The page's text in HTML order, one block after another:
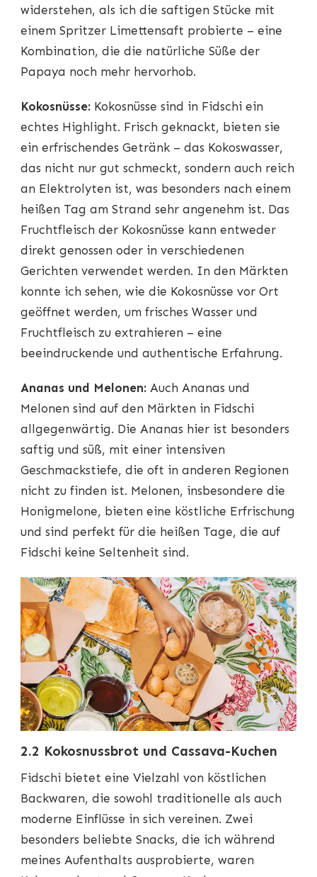
widerstehen, als ich die saftigen Stücke mit
einem Spritzer Limettensaft probierte – eine
Kombination, die die natürliche Süße der
Papaya noch mehr hervorhob.
Kokosnüsse: Kokosnüsse sind in Fidschi ein
echtes Highlight. Frisch geknackt, bieten sie
ein erfrischendes Getränk – das Kokoswasser,
das nicht nur gut schmeckt, sondern auch reich
an Elektrolyten ist, was besonders nach einem
heißen Tag am Strand sehr angenehm ist. Das
Fruchtfleisch der Kokosnüsse kann entweder
direkt genossen oder in verschiedenen
Gerichten verwendet werden. In den Märkten
konnte ich sehen, wie die Kokosnüsse vor Ort
geöffnet werden, um frisches Wasser und
Fruchtfleisch zu extrahieren – eine
beeindruckende und authentische Erfahrung.
Ananas und Melonen: Auch Ananas und
Melonen sind auf den Märkten in Fidschi
allgegenwärtig. Die Ananas hier ist besonders
saftig und süß, mit einer intensiven
Geschmackstiefe, die oft in anderen Regionen
nicht zu finden ist. Melonen, insbesondere die
Honigmelone, bieten eine köstliche Erfrischung
und sind perfekt für die heißen Tage, die auf
Fidschi keine Seltenheit sind.
2.2 Kokosnussbrot und Cassava-Kuchen
Fidschi bietet eine Vielzahl von köstlichen
Backwaren, die sowohl traditionelle als auch
moderne Einflüsse in sich vereinen. Zwei
besonders beliebte Snacks, die ich während
meines Aufenthalts ausprobierte, waren